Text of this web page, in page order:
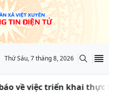
Thứ Sáu, 7 tháng 8, 2026
việc triển khai thực